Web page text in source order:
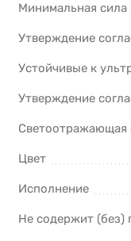
Минимальная сила
Утверждение
Устойчивые к
Утверждение
Светоотражающая
Цвет
Исполнение
Не содержит (без)